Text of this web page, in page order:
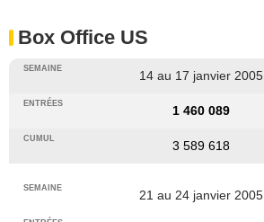
Box Office US
14 au 17 janvier 2005
1 460 089
3 589 618
21 au 24 janvier 2005